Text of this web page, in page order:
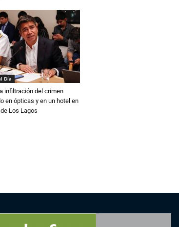
Día
infiltración del crimen
en ópticas y en un hotel en
de Los Lagos